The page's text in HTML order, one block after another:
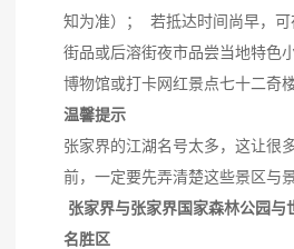
知为准）； 若抵达时间尚早，
街品或后溶街夜市品尝当地特色
博物馆或打卡网红景点七十二奇楼
温馨提示
张家界的江湖名号太多，这让很
前，一定要先弄清楚这些景区与
张家界与张家界国家森林公园与
名胜区